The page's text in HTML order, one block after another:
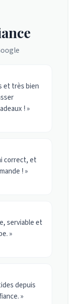
et très bien
! »
correct, et
! »
serviable et
»
depuis
»